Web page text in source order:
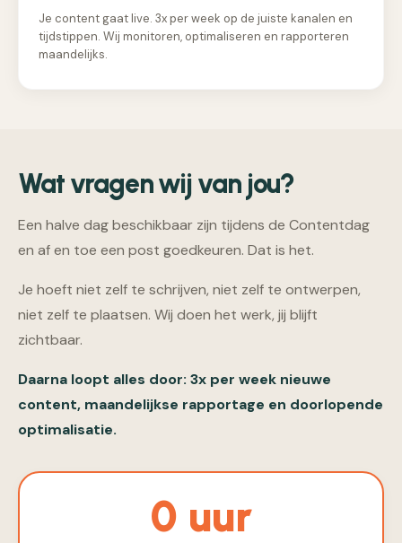
Je content gaat live. 3x per week op de juiste kanalen en
tijdstippen. Wij monitoren, optimaliseren en rapporteren
maandelijks.
Wat vragen wij van jou?
Een halve dag beschikbaar zijn tijdens de Contentdag
en af en toe een post goedkeuren. Dat is het.
Je hoeft niet zelf te schrijven, niet zelf te ontwerpen,
niet zelf te plaatsen. Wij doen het werk, jij blijft
zichtbaar.
Daarna loopt alles door: 3x per week nieuwe
content, maandelijkse rapportage en doorlopende
optimalisatie.
0 uur